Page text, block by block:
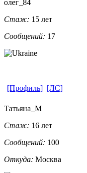
олег_84
Стаж: 15 лет
Сообщений: 17
[Профиль] [ЛС]
Татьяна_М
Стаж: 16 лет
Сообщений: 100
Откуда: Москва